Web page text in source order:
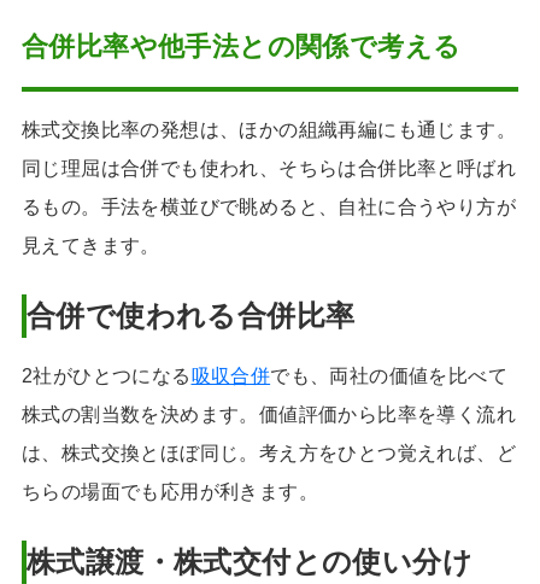
合併比率や他手法との関係で考える
株式交換比率の発想は、ほかの組織再編にも通じます。
同じ理屈は合併でも使われ、そちらは合併比率と呼ばれ
るもの。手法を横並びで眺めると、自社に合うやり方が
見えてきます。
合併で使われる合併比率
2社がひとつになる 吸収合併でも、両社の価値を比べて
株式の割当数を決めます。価値評価から比率を導く流れ
は、株式交換とほぼ同じ。考え方をひとつ覚えれば、ど
ちらの場面でも応用が利きます。
株式譲渡・株式交付との使い分け